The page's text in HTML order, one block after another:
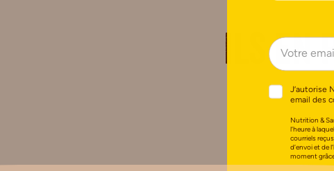
Ils en
J’autorise
email des
Nutrition &
l’heure à
courriels
d’envoi et de
moment